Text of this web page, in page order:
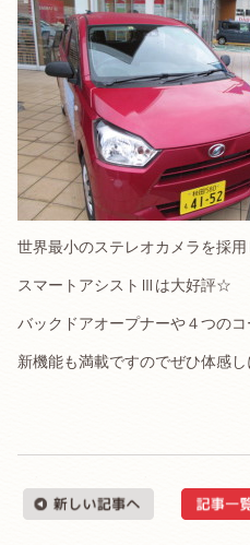
世界最小のステレオカメラを採用
スマートアシストⅢは大好評☆
バックドアオープナーや４つの
新機能も満載ですのでぜひ体感